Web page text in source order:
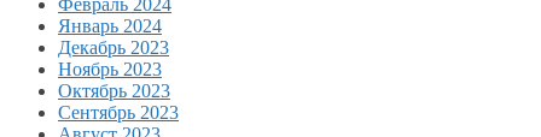
Февраль 2024
Январь 2024
Декабрь 2023
Ноябрь 2023
Октябрь 2023
Сентябрь 2023